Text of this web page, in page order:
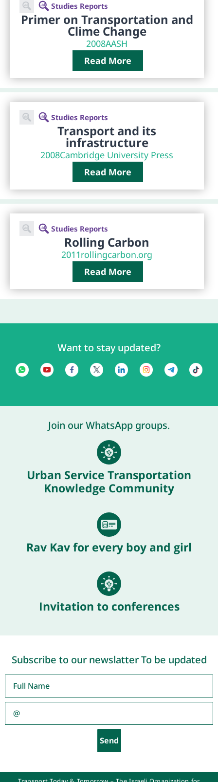
Studies Reports
Primer on Transportation and
Clime Change
2008AASH
Read More
Studies Reports
Transport and its
infrastructure
2008Cambridge University Press
Read More
Studies Reports
Rolling Carbon
2011rollingcarbon.org
Read More
Want to stay updated?
Join our WhatsApp groups.
Urban Service Transportation
Knowledge Community
Rav Kav for every boy and girl
Invitation to conferences
Subscribe to our newslatter To be updated
Send